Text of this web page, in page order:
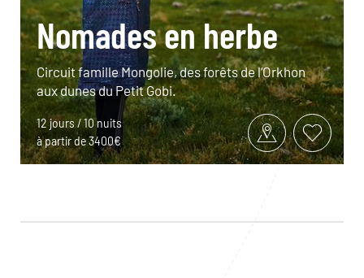
Nomades en herbe
Circuit famille Mongolie, des forêts de l’Orkhon
aux dunes du Petit Gobi.
12 jours / 10 nuits
à partir de 3400€